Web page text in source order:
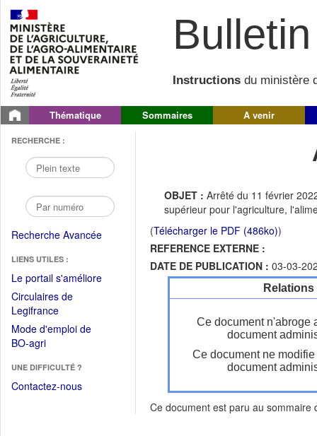
Instructions du ministère
Thématique Sommaires A venir
RECHERCHE :
Recherche Avancée
LIENS UTILES :
Le portail s'améliore(Fichier
Circulaires de
Legifrance(Ouvrir
dans
une
fenêtre)
Mode d'emploi de
BO-agri(Ouvrir
une
nouvelle
UNE DIFFICULTÉ ?
Contactez-nous
OBJET : Arrêté du 11 février
supérieur pour l'agriculture,
(Télécharger le PDF (486ko))
REFERENCE EXTERNE :
DATE DE PUBLICATION : 03-03-
Ce document n'abroge
document
Ce document ne
document
Ce document est paru au sommaire